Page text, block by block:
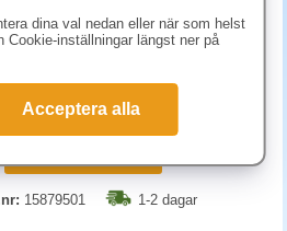
kr (inkl. moms)
15879501 1-2 dagar
dina val nedan eller när som helst
Cookie-inställningar längst ner på
Acceptera alla